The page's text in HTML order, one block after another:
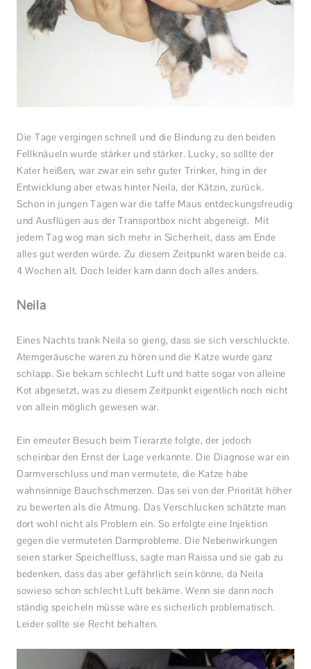
Die Tage vergingen schnell und die Bindung zu den beiden
Fellknäueln wurde stärker und stärker. Lucky, so sollte der
Kater heißen, war zwar ein sehr guter Trinker, hing in der
Entwicklung aber etwas hinter Neila, der Kätzin, zurück.
Schon in jungen Tagen war die taffe Maus entdeckungsfreudig
und Ausflügen aus der Transportbox nicht abgeneigt. Mit
jedem Tag wog man sich mehr in Sicherheit, dass am Ende
alles gut werden würde. Zu diesem Zeitpunkt waren beide ca.
4 Wochen alt. Doch leider kam dann doch alles anders.
Neila
Eines Nachts trank Neila so gierig, dass sie sich verschluckte.
Atemgeräusche waren zu hören und die Katze wurde ganz
schlapp. Sie bekam schlecht Luft und hatte sogar von alleine
Kot abgesetzt, was zu diesem Zeitpunkt eigentlich noch nicht
von allein möglich gewesen war.
Ein erneuter Besuch beim Tierarzte folgte, der jedoch
scheinbar den Ernst der Lage verkannte. Die Diagnose war ein
Darmverschluss und man vermutete, die Katze habe
wahnsinnige Bauchschmerzen. Das sei von der Priorität höher
zu bewerten als die Atmung. Das Verschlucken schätzte man
dort wohl nicht als Problem ein. So erfolgte eine Injektion
gegen die vermuteten Darmprobleme. Die Nebenwirkungen
seien starker Speichelfluss, sagte man Raissa und sie gab zu
bedenken, dass das aber gefährlich sein könne, da Neila
sowieso schon schlecht Luft bekäme. Wenn sie dann noch
ständig speicheln müsse wäre es sicherlich problematisch.
Leider sollte sie Recht behalten.